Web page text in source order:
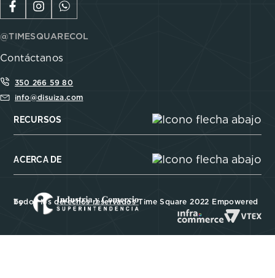
@TIMESQUARECOL
Contáctanos
350 266 59 80
info@disuiza.com
RECURSOS
ACERCA DE
Todos los derechos reservados Time Square 2022 Empowered by